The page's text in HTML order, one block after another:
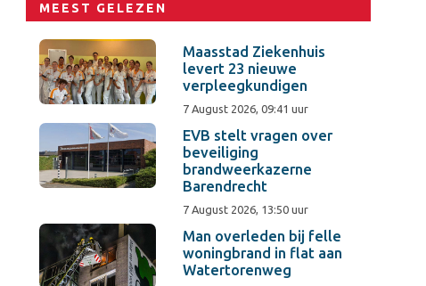
MEEST GELEZEN
Maasstad Ziekenhuis
levert 23 nieuwe
verpleegkundigen
7 August 2026, 09:41 uur
EVB stelt vragen over
beveiliging
brandweerkazerne
Barendrecht
7 August 2026, 13:50 uur
Man overleden bij felle
woningbrand in flat aan
Watertorenweg